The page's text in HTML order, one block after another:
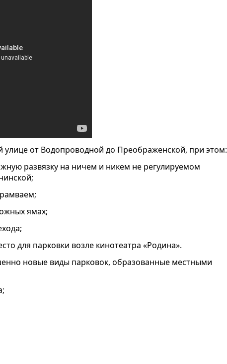
улице от Водопроводной до Преображенской, при этом:
развязку на ничем и никем не регулируемом
ямах;
для парковки возле кинотеатра «Родина».
новые виды парковок, образованные местными